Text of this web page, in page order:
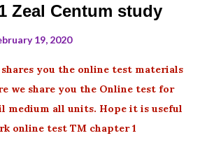
Zeal Centum study
19, 2020
you the online test materials
we share you the Online test for
medium all units. Hope it is useful
online test TM chapter 1